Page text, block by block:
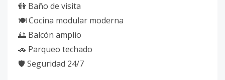
🚻 Baño de visita
🍽️ Cocina modular moderna
🌅 Balcón amplio
🚗 Parqueo techado
🛡️ Seguridad 24/7